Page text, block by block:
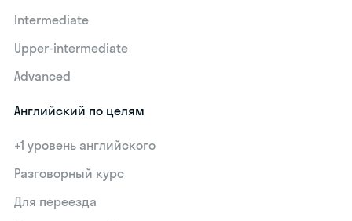
Intermediate
Upper-intermediate
Advanced
Английский по целям
+1 уровень английского
Разговорный курс
Для переезда